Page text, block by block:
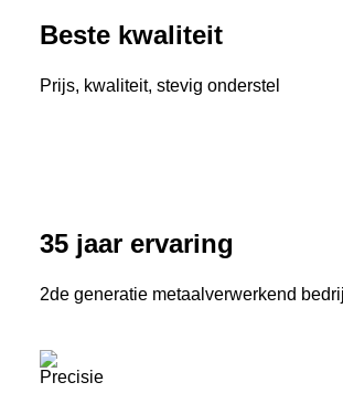
Beste kwaliteit
Prijs, kwaliteit, stevig onderstel
35 jaar ervaring
2de generatie metaalverwerkend